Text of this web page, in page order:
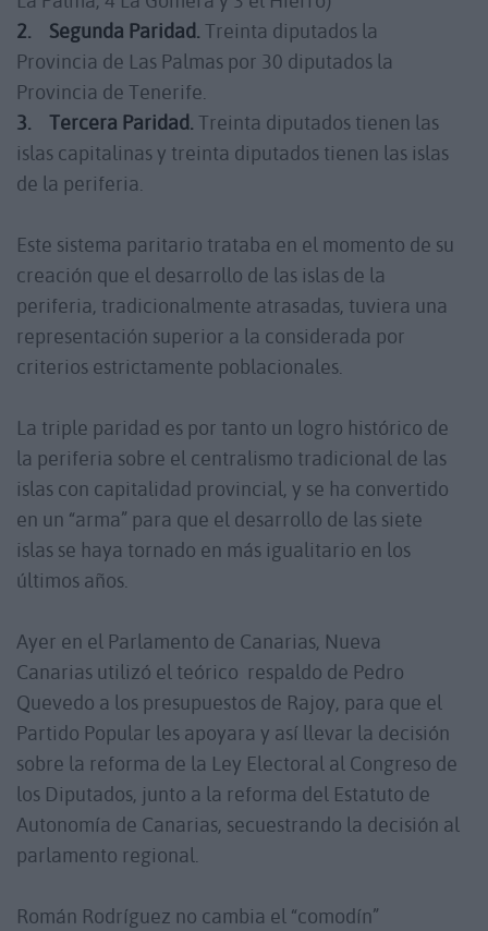
2. Segunda Paridad. Treinta diputados la
Provincia de Las Palmas por 30 diputados la
Provincia de Tenerife.
3. Tercera Paridad. Treinta diputados tienen las
islas capitalinas y treinta diputados tienen las islas
de la periferia.
Este sistema paritario trataba en el momento de su
creación que el desarrollo de las islas de la
periferia, tradicionalmente atrasadas, tuviera una
representación superior a la considerada por
criterios estrictamente poblacionales.
La triple paridad es por tanto un logro histórico de
la periferia sobre el centralismo tradicional de las
islas con capitalidad provincial, y se ha convertido
en un “arma” para que el desarrollo de las siete
islas se haya tornado en más igualitario en los
últimos años.
Ayer en el Parlamento de Canarias, Nueva
Canarias utilizó el teórico respaldo de Pedro
Quevedo a los presupuestos de Rajoy, para que el
Partido Popular les apoyara y así llevar la decisión
sobre la reforma de la Ley Electoral al Congreso de
los Diputados, junto a la reforma del Estatuto de
Autonomía de Canarias, secuestrando la decisión al
parlamento regional.
Román Rodríguez no cambia el “comodín”